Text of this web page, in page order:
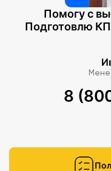
Помогу с
Подготовлю
8